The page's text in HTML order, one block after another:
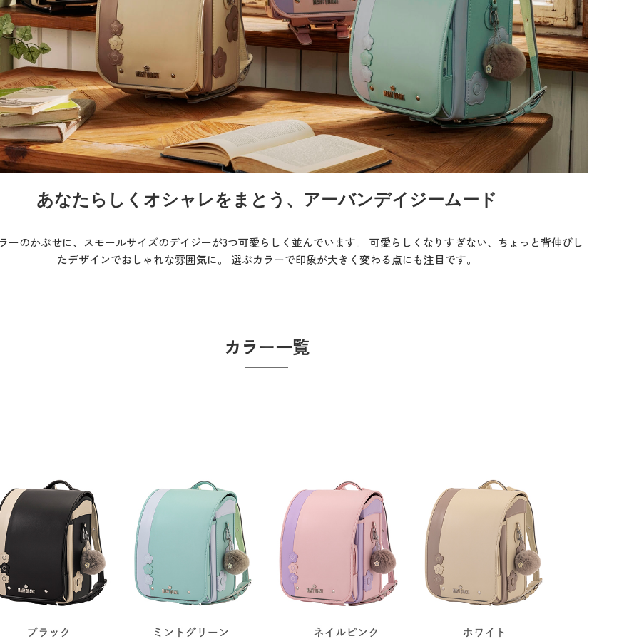
あなたらしくオシャレをまとう、アーバンデイジームード
ーのかぶせに、スモールサイズのデイジーが3つ可愛らしく並んでいます。 可愛らしくなりすぎない、ちょっと背伸びし
たデザインでおしゃれな雰囲気に。 選ぶカラーで印象が大きく変わる点にも注目です。
カラー一覧